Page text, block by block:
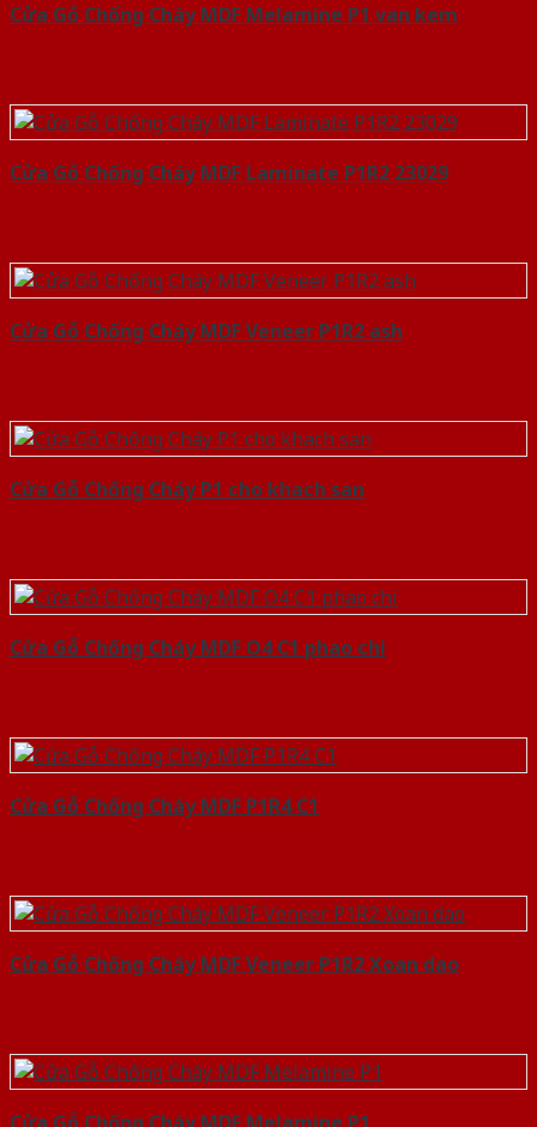
Cửa Gỗ Chống Cháy MDF Melamine P1 van kem
Cửa Gỗ Chống Cháy MDF Laminate P1R2 23029
Cửa Gỗ Chống Cháy MDF Veneer P1R2 ash
Cửa Gỗ Chống Cháy P1 cho khach san
Cửa Gỗ Chống Cháy MDF O4 C1 phao chi
Cửa Gỗ Chống Cháy MDF P1R4 C1
Cửa Gỗ Chống Cháy MDF Veneer P1R2 Xoan dao